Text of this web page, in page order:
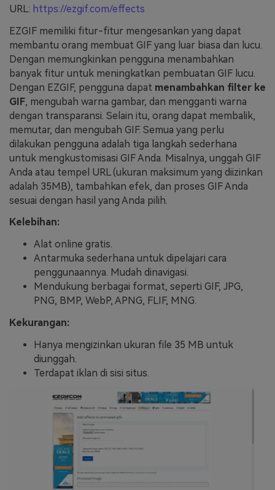
URL: https://ezgif.com/effects
EZGIF memiliki fitur-fitur mengesankan yang dapat
membantu orang membuat GIF yang luar biasa dan lucu.
Dengan memungkinkan pengguna menambahkan
banyak fitur untuk meningkatkan pembuatan GIF lucu.
Dengan EZGIF, pengguna dapat menambahkan filter ke
GIF, mengubah warna gambar, dan mengganti warna
dengan transparansi. Selain itu, orang dapat membalik,
memutar, dan mengubah GIF. Semua yang perlu
dilakukan pengguna adalah tiga langkah sederhana
untuk mengkustomisasi GIF Anda. Misalnya, unggah GIF
Anda atau tempel URL (ukuran maksimum yang diizinkan
adalah 35MB), tambahkan efek, dan proses GIF Anda
sesuai dengan hasil yang Anda pilih.
Kelebihan:
Alat online gratis.
Antarmuka sederhana untuk dipelajari cara
penggunaannya. Mudah dinavigasi.
Mendukung berbagai format, seperti GIF, JPG,
PNG, BMP, WebP, APNG, FLIF, MNG.
Kekurangan:
Hanya mengizinkan ukuran file 35 MB untuk
diunggah.
Terdapat iklan di sisi situs.